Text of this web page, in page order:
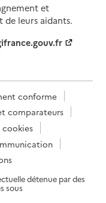
et
de leurs aidants.
conforme
comparateurs
cookies
détenue par des
sous